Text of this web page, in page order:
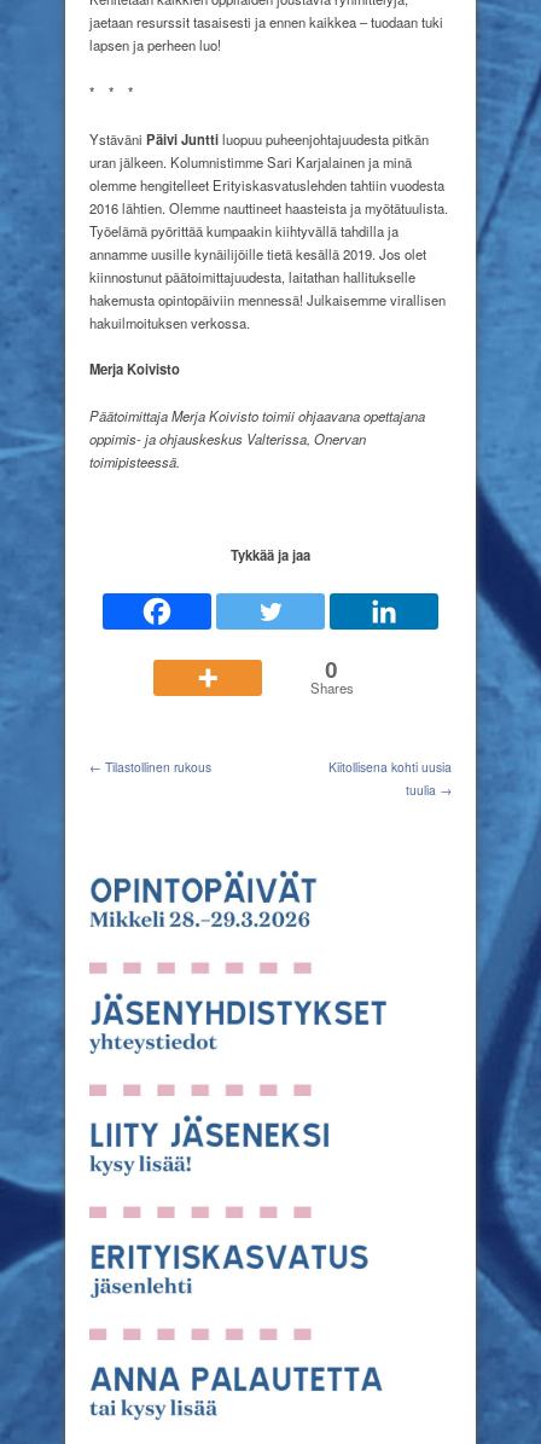
jaetaan resurssit tasaisesti ja ennen kaikkea – tuodaan tuki
lapsen ja perheen luo!
* * *
Ystäväni Päivi Junttiluopuu puheenjohtajuudesta pitkän
uran jälkeen. Kolumnistimme Sari Karjalainen ja minä
olemme hengitelleet Erityiskasvatuslehden tahtiin vuodesta
2016 lähtien. Olemme nauttineet haasteista ja myötätuulista.
Työelämä pyörittää kumpaakin kiihtyvällä tahdilla ja
annamme uusille kynäilijöille tietä kesällä 2019. Jos olet
kiinnostunut päätoimittajuudesta, laitathan hallitukselle
hakemusta opintopäiviin mennessä! Julkaisemme virallisen
hakuilmoituksen verkossa.
Merja Koivisto
Päätoimittaja Merja Koivisto toimii ohjaavana opettajana
oppimis- ja ohjauskeskus Valterissa, Onervan
toimipisteessä.
Tykkää ja jaa
0
Shares
← Tilastollinen rukous
Kiitollisena kohti uusia
tuulia →